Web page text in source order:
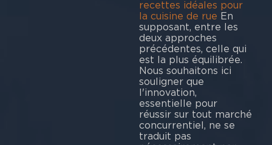
recettes idéales pour
la cuisine de rue En
supposant, entre les
deux approches
précédentes, celle qui
est la plus équilibrée.
Nous souhaitons ici
souligner que
l'innovation,
essentielle pour
réussir sur tout marché
concurrentiel, ne se
traduit pas